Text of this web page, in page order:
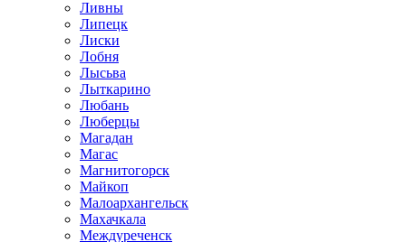
Ливны
Липецк
Лиски
Лобня
Лысьва
Лыткарино
Любань
Люберцы
Магадан
Магас
Магнитогорск
Майкоп
Малоархангельск
Махачкала
Междуреченск